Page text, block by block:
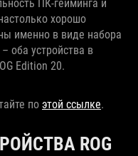
ПК‑гейминга и
хорошо
именно в виде набора
оба устройства в
Edition 20.
по этой ссылке.
ROG